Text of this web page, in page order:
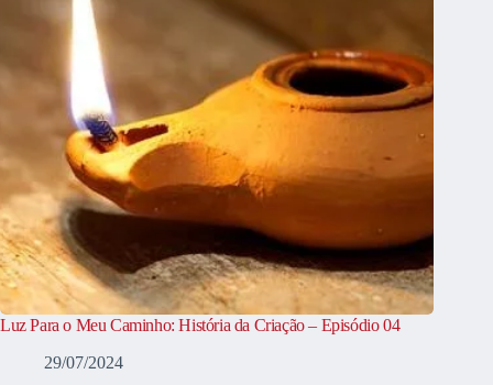
Luz Para o Meu Caminho: História da Criação – Episódio 04
29/07/2024